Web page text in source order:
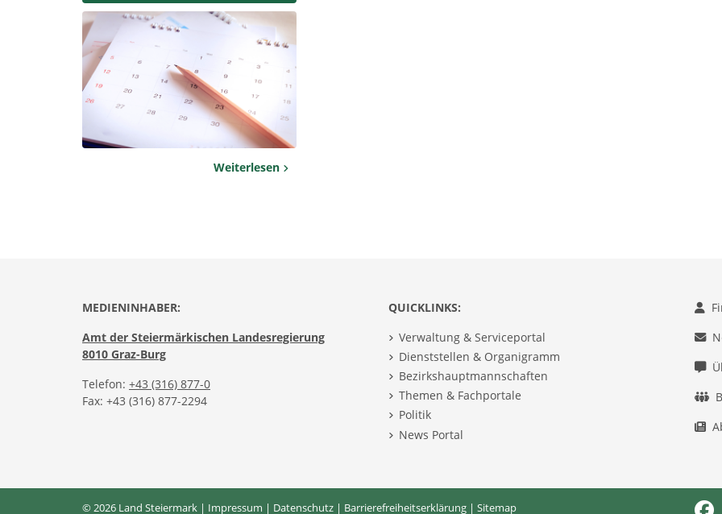
Weiterlesen
MEDIENINHABER:
Amt der Steiermärkischen Landesregierung
8010 Graz-Burg
Telefon: +43 (316) 877-0
Fax: +43 (316) 877-2294
QUICKLINKS:
Verwaltung & Serviceportal
Dienststellen & Organigramm
Bezirkshauptmannschaften
Themen & Fachportale
Politik
News Portal
© 2026 Land Steiermark | Impressum | Datenschutz | Barrierefreiheitserklärung | Sitemap